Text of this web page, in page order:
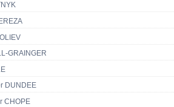
GRAINGER
DUNDEE
CHOPE